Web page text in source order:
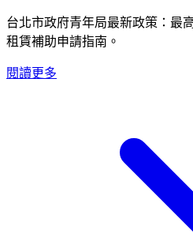
台北市政府青年局最新政策：最
租賃補助申請指南。
閱讀更多